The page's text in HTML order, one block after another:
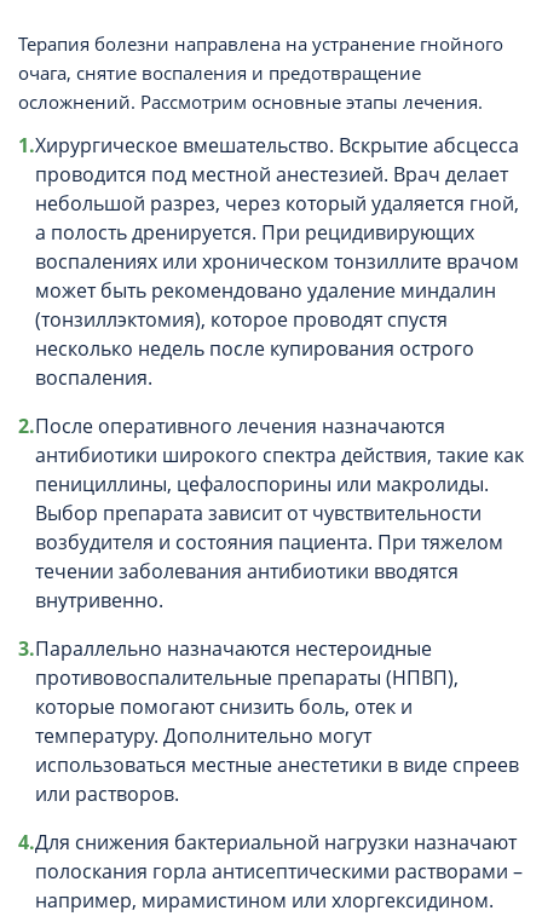
Терапия болезни направлена на устранение гнойного
очага, снятие воспаления и предотвращение
осложнений. Рассмотрим основные этапы лечения.
Хирургическое вмешательство. Вскрытие абсцесса
проводится под местной анестезией. Врач делает
небольшой разрез, через который удаляется гной,
а полость дренируется. При рецидивирующих
воспалениях или хроническом тонзиллите врачом
может быть рекомендовано удаление миндалин
(тонзиллэктомия), которое проводят спустя
несколько недель после купирования острого
воспаления.
После оперативного лечения назначаются
антибиотики широкого спектра действия, такие как
пенициллины, цефалоспорины или макролиды.
Выбор препарата зависит от чувствительности
возбудителя и состояния пациента. При тяжелом
течении заболевания антибиотики вводятся
внутривенно.
Параллельно назначаются нестероидные
противовоспалительные препараты (НПВП),
которые помогают снизить боль, отек и
температуру. Дополнительно могут
использоваться местные анестетики в виде спреев
или растворов.
Для снижения бактериальной нагрузки назначают
полоскания горла антисептическими растворами –
например, мирамистином или хлоргексидином.